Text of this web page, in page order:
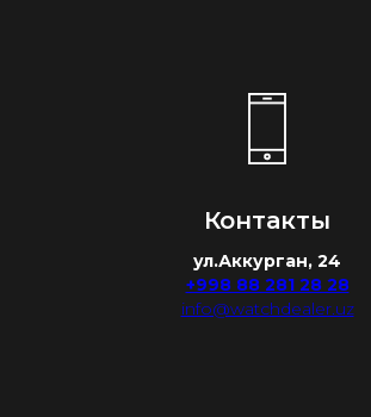
Контакты
ул.Аккурган, 24
+998 88 281 28 28
info@watchdealer.uz